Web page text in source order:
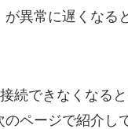
が異常に遅くなる
続できなくなる
のページで紹介し